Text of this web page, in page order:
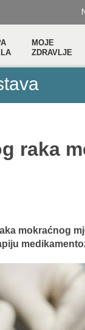
MOJE
ZDRAVLJE
raka
mokraćnog